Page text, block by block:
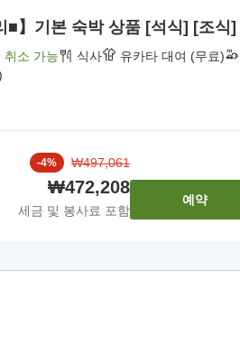
■】기본 숙박 상품 [석식] [조식]
취소 가능 식사 유카타 대여 (무료)
-4% ₩497,061
₩472,208
세금 및 봉사료 포함
예약